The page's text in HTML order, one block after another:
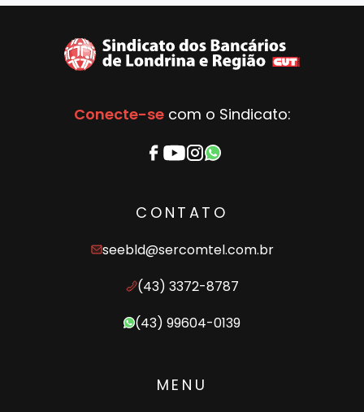
Conecte-secom o Sindicato:
CONTATO
seebld@sercomtel.com.br
(43) 3372-8787
(43) 99604-0139
MENU